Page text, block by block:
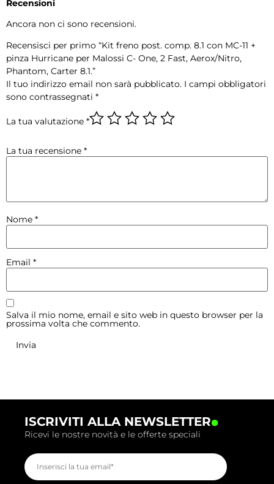
Recensioni
Ancora non ci sono recensioni.
Recensisci per primo “Kit freno post. comp. 8.1 con MC-11 +
pinza Hurricane per Malossi C- One, 2 Fast, Aerox/Nitro,
Phantom, Carter 8.1.”
Il tuo indirizzo email non sarà pubblicato. I campi obbligatori
sono contrassegnati *
La tua valutazione *
La tua recensione *
Nome *
Email *
Salva il mio nome, email e sito web in questo browser per la
prossima volta che commento.
ISCRIVITI ALLA NEWSLETTER.
Ricevi le nostre novità e le offerte speciali